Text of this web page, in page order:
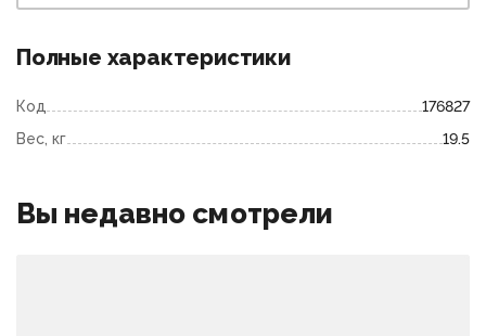
Полные характеристики
Код
176827
Вес, кг
19.5
Вы недавно смотрели